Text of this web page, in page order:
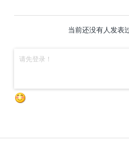
当前还没有人发表